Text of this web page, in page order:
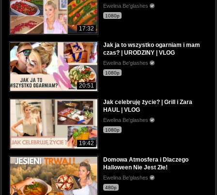
17:32
Ewelina Be'glashes
1080p
20:51
Jak ja to wszystko ogarniam i mam
czas? | URODZINY | VLOG
Ewelina Be'glashes
1080p
19:42
Jak celebruję życie? | Grill i Zara
HAUL | VLOG
Ewelina Be'glashes
1080p
Domowa Atmosfera i Dlaczego
Halloween Nie Jest Złe!
Ewelina Be'glashes
480p